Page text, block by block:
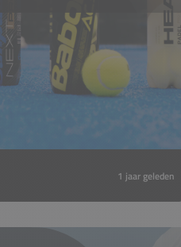
te
we je precies
zijn en hoe
1 jaar geleden